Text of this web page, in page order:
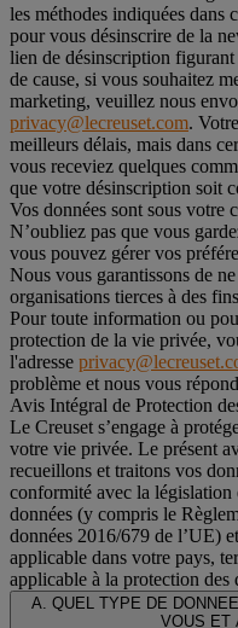
les méthodes indiquées dans
pour vous désinscrire de la
lien de désinscription
de cause, si vous souhaitez
marketing, veuillez nous
privacy@lecreuset.com.
meilleurs délais, mais dans
vous receviez quelques
que votre désinscription soit
Vos données sont sous votre
N’oubliez pas que vous
vous pouvez gérer vos
Nous vous garantissons de
organisations tierces à des
Pour toute information ou
protection de la vie privée,
l'adresse
problème et nous vous
Avis Intégral de Protection
Le Creuset s’engage à
votre vie privée. Le présent
recueillons et traitons vos
conformité avec la législation
données (y compris le
données 2016/679 de l’UE)
applicable dans votre pays,
applicable à la protection des
A. QUEL TYPE DE
VOUS ET